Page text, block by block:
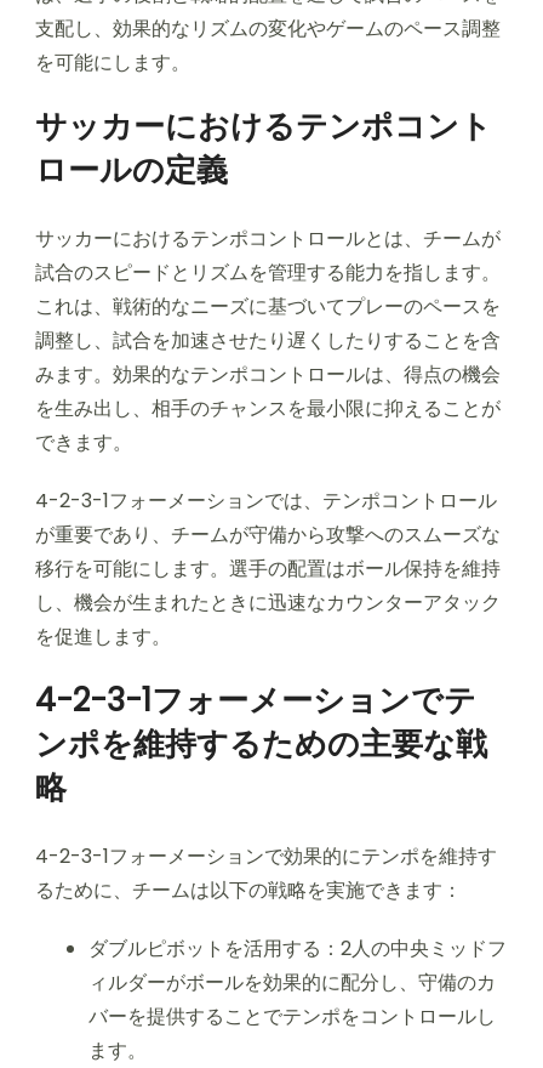
支配し、効果的なリズムの変化やゲームのペース調整
を可能にします。
サッカーにおけるテンポコント
ロールの定義
サッカーにおけるテンポコントロールとは、チームが
試合のスピードとリズムを管理する能力を指します。
これは、戦術的なニーズに基づいてプレーのペースを
調整し、試合を加速させたり遅くしたりすることを含
みます。効果的なテンポコントロールは、得点の機会
を生み出し、相手のチャンスを最小限に抑えることが
できます。
4-2-3-1フォーメーションでは、テンポコントロール
が重要であり、チームが守備から攻撃へのスムーズな
移行を可能にします。選手の配置はボール保持を維持
し、機会が生まれたときに迅速なカウンターアタック
を促進します。
4-2-3-1フォーメーションでテ
ンポを維持するための主要な戦
略
4-2-3-1フォーメーションで効果的にテンポを維持す
るために、チームは以下の戦略を実施できます：
ダブルピボットを活用する：2人の中央ミッドフ
ィルダーがボールを効果的に配分し、守備のカ
バーを提供することでテンポをコントロールし
ます。